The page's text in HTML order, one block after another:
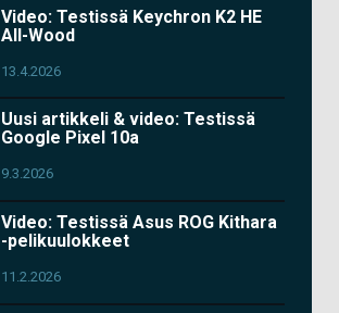
Video: Testissä Keychron K2 HE
All-Wood
13.4.2026
Uusi artikkeli & video: Testissä
Google Pixel 10a
9.3.2026
Video: Testissä Asus ROG Kithara
-pelikuulokkeet
11.2.2026